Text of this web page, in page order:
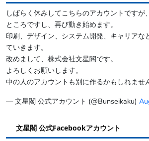
しばらく休みしてこちらのアカウントです
ところですし、再び動き始めます。
印刷、デザイン、システム開発、キャリアな
ていきます。
改めまして、株式会社文星閣です。
よろしくお願いします。
中の人のアカウントも別に作るかもしれませ
— 文星閣 公式アカウント (@Bunseikaku)
文星閣 公式Facebookアカウント